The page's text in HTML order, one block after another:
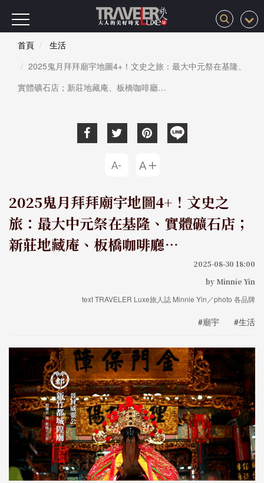
首頁
生活
2025鬼月拜拜廟宇地圖4+！文史之旅：最大中元祭在基隆、
實體礦石店；新莊地藏庵、板橋咖啡廳…
2025鬼月拜拜廟宇地圖4+！文史之
旅：最大中元祭在基隆、實體礦石店；
新莊地藏庵、板橋咖啡廳…
2025-08-30 18:00
by Minnie Yin
text TRAVELER Luxe旅人誌 Minnie Yin／photo 各品牌
#廟宇 #生活